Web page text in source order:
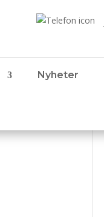
Nyheter